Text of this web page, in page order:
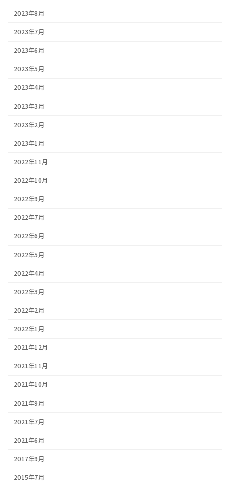
2023年8月
2023年7月
2023年6月
2023年5月
2023年4月
2023年3月
2023年2月
2023年1月
2022年11月
2022年10月
2022年9月
2022年7月
2022年6月
2022年5月
2022年4月
2022年3月
2022年2月
2022年1月
2021年12月
2021年11月
2021年10月
2021年9月
2021年7月
2021年6月
2017年9月
2015年7月